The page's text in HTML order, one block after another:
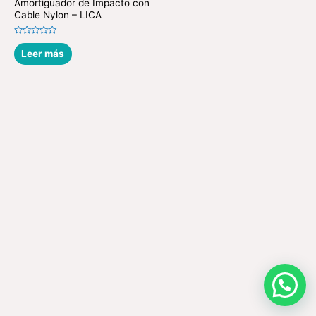
Amortiguador de Impacto con
Cable Nylon – LICA
Valorado
en
0
de
Leer más